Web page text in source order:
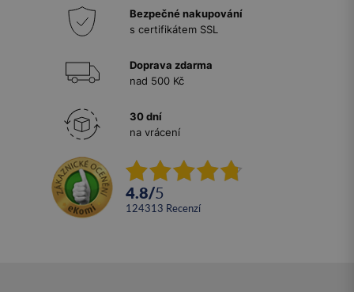
Bezpečné nakupování
s certifikátem SSL
Doprava zdarma
nad 500 Kč
30 dní
na vrácení
4.8/5
124313 recenzí